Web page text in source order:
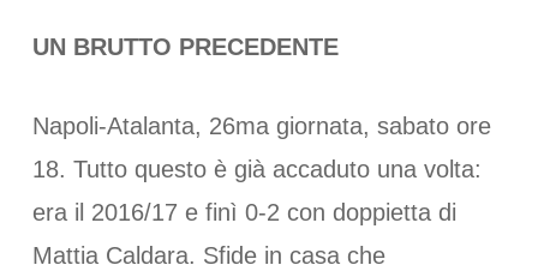
UN BRUTTO PRECEDENTE
Napoli-Atalanta, 26ma giornata, sabato ore
18. Tutto questo è già accaduto una volta:
era il 2016/17 e finì 0-2 con doppietta di
Mattia Caldara. Sfide in casa che